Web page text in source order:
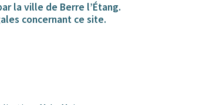
la ville de Berre l’Étang.
concernant ce site.